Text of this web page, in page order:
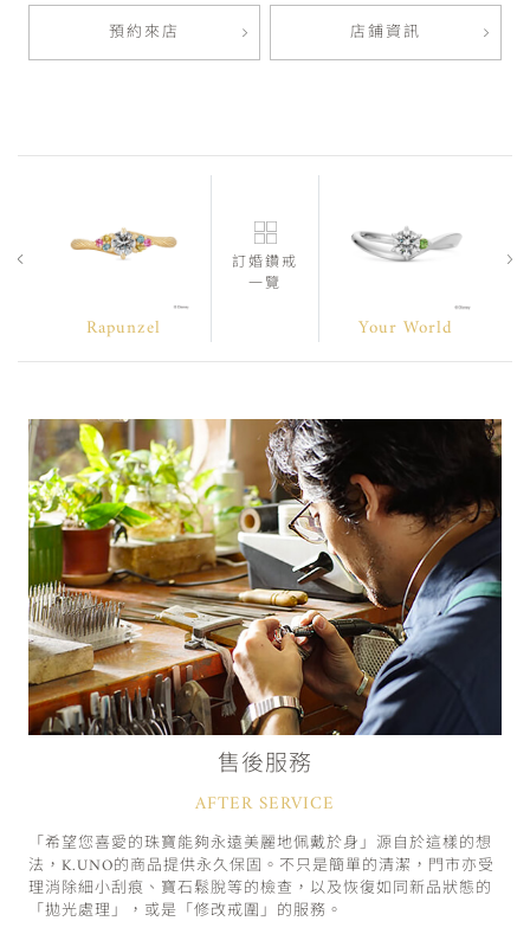
預約來店 店鋪資訊
Rapunzel
訂婚鑽戒
一覽
Your World
售後服務
AFTER SERVICE
「希望您喜愛的珠寶能夠永遠美麗地佩戴於身」源自於這樣的想
法，K.UNO的商品提供永久保固。不只是簡單的清潔，門市亦受
理消除細小刮痕、寶石鬆脫等的檢查，以及恢復如同新品狀態的
「拋光處理」，或是「修改戒圍」的服務。